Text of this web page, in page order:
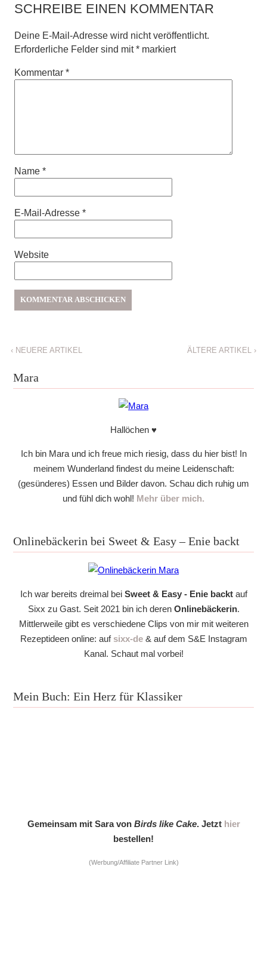
SCHREIBE EINEN KOMMENTAR
Deine E-Mail-Adresse wird nicht veröffentlicht.
Erforderliche Felder sind mit*markiert
Kommentar *
Name *
E-Mail-Adresse *
Website
‹NEUERE ARTIKEL ÄLTERE ARTIKEL ›
Mara
Hallöchen ♥
Ich bin Mara und ich freue mich riesig, dass du hier bist! In
meinem Wunderland findest du meine Leidenschaft:
(gesünderes) Essen und Bilder davon. Schau dich ruhig um
und fühl dich wohl! Mehr über mich.
Onlinebäckerin bei Sweet & Easy – Enie backt
Ich war bereits dreimal bei Sweet & Easy - Enie backtauf
Sixx zu Gast. Seit 2021 bin ich deren Onlinebäckerin.
Mittlerweile gibt es verschiedene Clips von mir mit weiteren
Rezeptideen online: auf sixx-de& auf dem S&E Instagram
Kanal. Schaut mal vorbei!
Mein Buch: Ein Herz für Klassiker
Gemeinsam mit Sara von Birds like Cake. Jetzt hier
bestellen!
(Werbung/Affiliate Partner Link)